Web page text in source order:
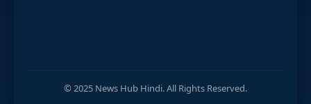
© 2025 News Hub Hindi. All Rights Reserved.